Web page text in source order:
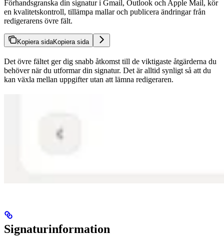
Förhandsgranska din signatur i Gmail, Outlook och Apple Mail, kör
en kvalitetskontroll, tillämpa mallar och publicera ändringar från
redigerarens övre fält.
Kopiera sidaKopiera sida
Det övre fältet ger dig snabb åtkomst till de viktigaste åtgärderna du
behöver när du utformar din signatur. Det är alltid synligt så att du
kan växla mellan uppgifter utan att lämna redigeraren.
Signaturinformation